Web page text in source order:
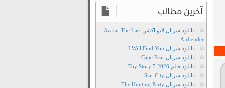
آخرین مطالب
دانلود سریال لایو اکشن Avatar The Last
Airbender
دانلود سریال I Will Find You
دانلود سریال Cape Fear
دانلود فیلم Toy Story 5 2026
دانلود سریال Star City
دانلود سریال The Hunting Party